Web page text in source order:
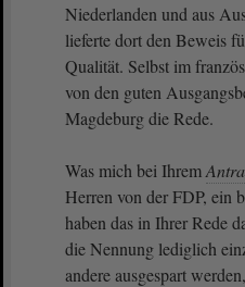
Niederlanden und aus
lieferte dort den Beweis
Qualität. Selbst im
von den guten
Magdeburg die Rede.
Was mich bei Ihrem
Herren von der FDP, ein
haben das in Ihrer Rede
die Nennung lediglich
andere ausgespart